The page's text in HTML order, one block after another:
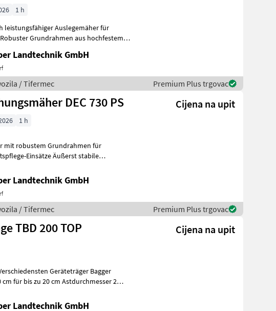
1 h
Grundrahmen aus hochfestem
Landtechnik GmbH
/ Tifermec Premium Plus trgovac
DEC 730 PS Cijena na upit
1 h
mit robustem Grundrahmen für
Einsätze Äußerst stabile
Landtechnik GmbH
/ Tifermec Premium Plus trgovac
TBD 200 TOP Cijena na upit
Geräteträger Bagger
für bis zu 20 cm Astdurchmesser 2
Landtechnik GmbH